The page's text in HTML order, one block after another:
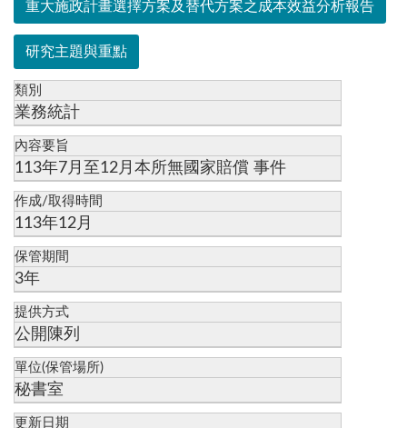
重大施政計畫選擇方案及替代方案之成本效益分析報告
研究主題與重點
類別
業務統計
內容要旨
113年7月至12月本所無國家賠償 事件
作成/取得時間
113年12月
保管期間
3年
提供方式
公開陳列
單位(保管場所)
秘書室
更新日期